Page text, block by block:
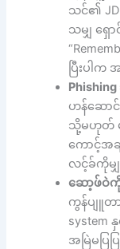
သင်၏
သမျှ ရှေ
ပြီးပါက
ဟန်ဆော
သို့မဟုတ်
ကောင့်အ
လင့်ခ်ကိုမျှ
ဆော့ဖ်ဝဲ
ကွန်ပျူတ
system
အမြဲမပြ